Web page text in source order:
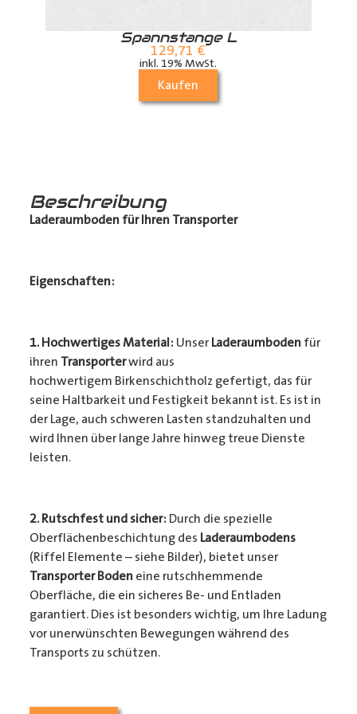
Spannstange L
129,71 €
inkl. 19% MwSt.
Kaufen
Beschreibung
Laderaumboden für Ihren Transporter
Eigenschaften:
1. Hochwertiges Material: Unser Laderaumbodenfür
ihren Transporterwird aus
hochwertigem Birkenschichtholz gefertigt, das für
seine Haltbarkeit und Festigkeit bekannt ist. Es ist in
der Lage, auch schweren Lasten standzuhalten und
wird Ihnen über lange Jahre hinweg treue Dienste
leisten.
2. Rutschfest und sicher: Durch die spezielle
Oberflächenbeschichtung des Laderaumbodens
(Riffel Elemente – siehe Bilder), bietet unser
Transporter Bodeneine rutschhemmende
Oberfläche, die ein sicheres Be- und Entladen
garantiert. Dies ist besonders wichtig, um Ihre Ladung
vor unerwünschten Bewegungen während des
Transports zu schützen.